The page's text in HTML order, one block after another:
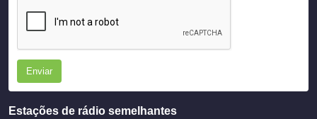
Enviar
Estações de rádio semelhantes